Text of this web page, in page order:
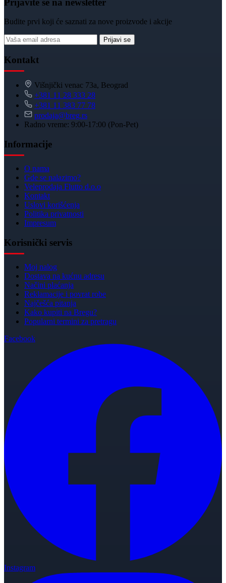
Prijavite se na newsletter
Budite prvi koji će saznati za nove proizvode i akcije
Prijavi se
Kontakt
Višnjički venac 73a, Beograd
+381 11 28 333 28
+381 11 383 77 78
prodaja@breg.rs
Radno vreme: 9:00-17:00 (Pon-Pet)
Informacije
O nama
Gde se nalazimo?
Veleprodaja Flutto d.o.o
Kontakt
Uslovi korišćenja
Politika privatnosti
Impresum
Korisnički servis
Moj nalog
Dostava na kućnu adresu
Načini plaćanja
Reklamacije i povrat robe
Najčešća pitanja
Kako kupiti na Bregu?
Popularni termini za pretragu
Facebook
Instagram